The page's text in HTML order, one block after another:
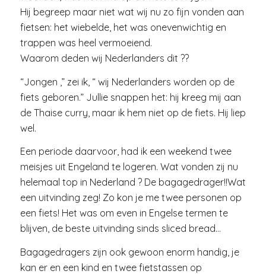
Hij begreep maar niet wat wij nu zo fijn vonden aan
fietsen: het wiebelde, het was onevenwichtig en
trappen was heel vermoeiend.
Waarom deden wij Nederlanders dit ??
“Jongen ,” zei ik, “ wij Nederlanders worden op de
fiets geboren.” Jullie snappen het: hij kreeg mij aan
de Thaise curry, maar ik hem niet op de fiets. Hij liep
wel.
Een periode daarvoor, had ik een weekend twee
meisjes uit Engeland te logeren. Wat vonden zij nu
helemaal top in Nederland ? De bagagedrager!!Wat
een uitvinding zeg! Zo kon je me twee personen op
een fiets! Het was om even in Engelse termen te
blijven, de beste uitvinding sinds sliced bread…
Bagagedragers zijn ook gewoon enorm handig, je
kan er en een kind en twee fietstassen op